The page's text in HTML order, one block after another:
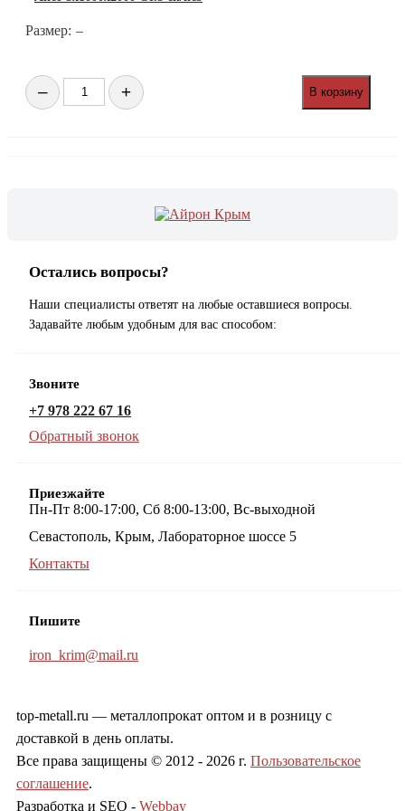
Размер: –
–
Количество
товара
+ В корзину
Остались вопросы?
Наши специалисты ответят на любые оставшиеся вопросы.
Задавайте любым удобным для вас способом:
Звоните
+7 978 222 67 16
Обратный звонок
Приезжайте
Пн-Пт 8:00-17:00, Сб 8:00-13:00, Вс-выходной
Севастополь, Крым, Лабораторное шоссе 5
Контакты
Пишите
iron_krim@mail.ru
top-metall.ru — металлопрокат оптом и в розницу с
доставкой в день оплаты.
Все права защищены © 2012 - 2026 г. Пользовательское
соглашение.
Разработка и SEO - Webbay